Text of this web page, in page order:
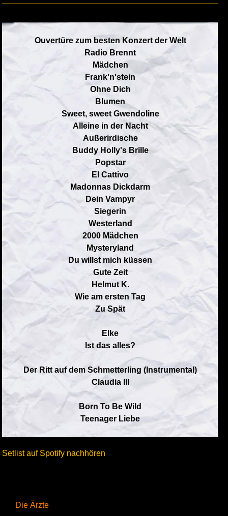
Die Ärzte
Ouvertüre zum besten Konzert der Welt
Radio Brennt
Mädchen
Frank'n'stein
Ohne Dich
Blumen
Sweet, sweet Gwendoline
Alleine in der Nacht
Außerirdische
Buddy Holly's Brille
Popstar
El Cattivo
Madonnas Dickdarm
Dein Vampyr
Siegerin
Westerland
2000 Mädchen
Mysteryland
Du willst mich küssen
Gute Zeit
Helmut K.
Wie am ersten Tag
Zu Spät
Elke
Ist das alles?
Der Ritt auf dem Schmetterling (Instrumental)
Claudia III
Born To Be Wild
Teenager Liebe
Setlist auf Spotify nachhören